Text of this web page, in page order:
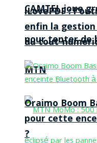
CAMTEL joue
pour tenter de
MTN
iLovePDF :
enfin la gestion
du tout-
Oraimo Boom
pour cette
?